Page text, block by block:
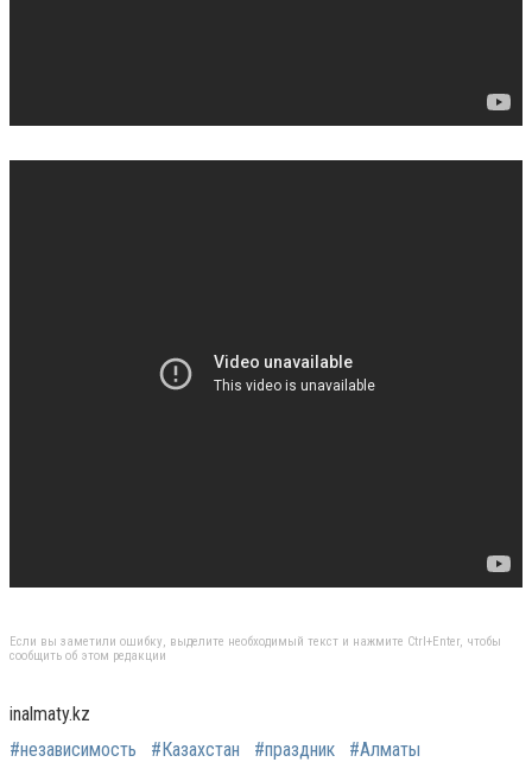
Если вы заметили ошибку, выделите необходимый текст и нажмите Ctrl+Enter, чтобы
сообщить об этом редакции
inalmaty.kz
#независимость
#Казахстан #праздник #Алматы